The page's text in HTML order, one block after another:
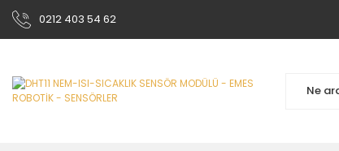
0212 403 54 62